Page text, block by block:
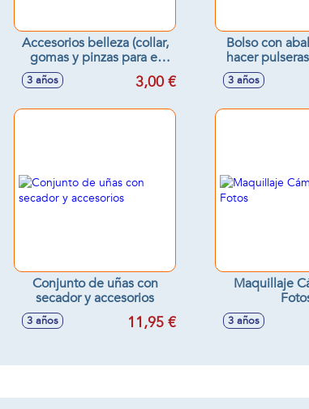
Accesorios belleza (collar,
gomas y pinzas para el
pelo) en helado 14x7 cm
3 años 3,00 €
Bolso con
hacer
3 años
Conjunto de uñas con
secador y accesorios
3 años 11,95 €
Maquillaje
3 años